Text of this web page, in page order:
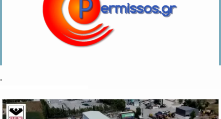
.